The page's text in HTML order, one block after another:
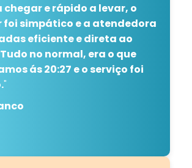
chegar e rápido a levar, o
foi simpático e a atendedora
eficiente e direta ao
no normal, era o que
ás 20:27 e o serviço foi
"